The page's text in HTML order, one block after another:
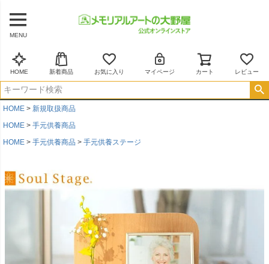
MENU
HOME 新着商品 お気に入り マイページ カート レビュー
HOME
新規取扱商品
HOME
手元供養商品
HOME
手元供養商品 手元供養ステージ